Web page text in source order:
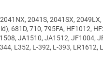
2041S, 2041SX,
681D, 710, 795FA, HF1012,
JA1510, JA1512, JF1004,
L352, L-392, L-393, LR1612,